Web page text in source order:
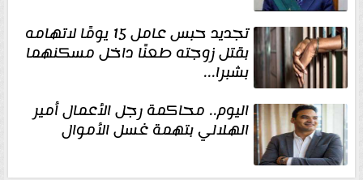
تجديد حبس عامل 15 يومًا لاتهامه
بقتل زوجته طعنًا داخل مسكنهما
بشبرا...
اليوم.. محاكمة رجل الأعمال أمير
الهلالي بتهمة غسل الأموال